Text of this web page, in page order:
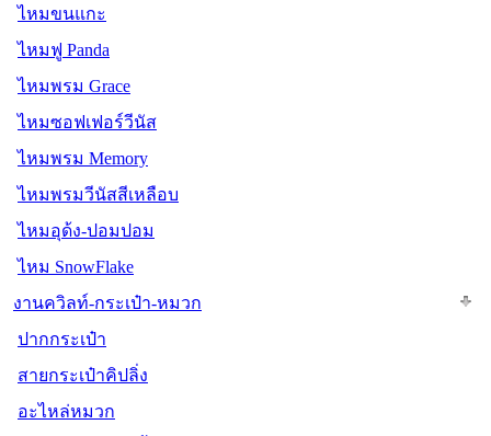
ไหมขนแกะ
ไหมฟู Panda
ไหมพรม Grace
ไหมซอฟเฟอร์วีนัส
ไหมพรม Memory
ไหมพรมวีนัสสีเหลือบ
ไหมอุด้ง-ปอมปอม
ไหม SnowFlake
งานควิลท์-กระเป๋า-หมวก
ปากกระเป๋า
สายกระเป๋าคิปลิ่ง
อะไหล่หมวก